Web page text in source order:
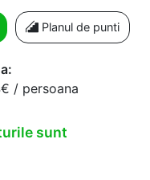
Planul de punti
/ persoana
sunt